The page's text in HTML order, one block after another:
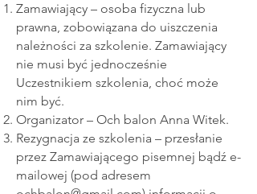
Zamawiający – osoba fizyczna lub
prawna, zobowiązana do uiszczenia
należności za szkolenie. Zamawiający
nie musi być jednocześnie
Uczestnikiem szkolenia, choć może
nim być.
Organizator – Och balon Anna Witek.
Rezygnacja ze szkolenia – przesłanie
przez Zamawiającego pisemnej bądź e-
mailowej (pod adresem